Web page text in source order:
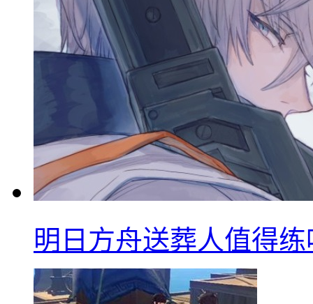
明日方舟送葬人值得